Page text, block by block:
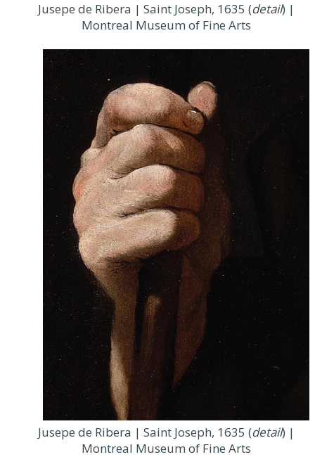
Jusepe de Ribera | Saint Joseph, 1635 (detail) |
Montreal Museum of Fine Arts
Jusepe de Ribera | Saint Joseph, 1635 (detail) |
Montreal Museum of Fine Arts